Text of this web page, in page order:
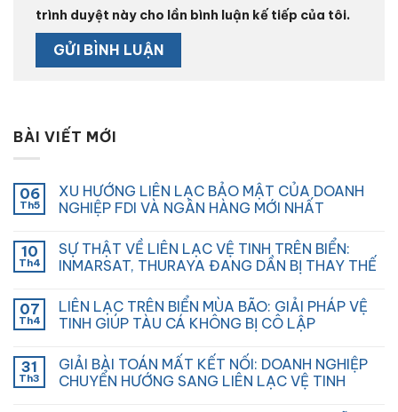
trình duyệt này cho lần bình luận kế tiếp của tôi.
BÀI VIẾT MỚI
06
Th5
XU HƯỚNG LIÊN LẠC BẢO MẬT CỦA DOANH
NGHIỆP FDI VÀ NGÂN HÀNG MỚI NHẤT
10
Th4
SỰ THẬT VỀ LIÊN LẠC VỆ TINH TRÊN BIỂN:
INMARSAT, THURAYA ĐANG DẦN BỊ THAY THẾ
07
Th4
LIÊN LẠC TRÊN BIỂN MÙA BÃO: GIẢI PHÁP VỆ
TINH GIÚP TÀU CÁ KHÔNG BỊ CÔ LẬP
31
Th3
GIẢI BÀI TOÁN MẤT KẾT NỐI: DOANH NGHIỆP
CHUYỂN HƯỚNG SANG LIÊN LẠC VỆ TINH